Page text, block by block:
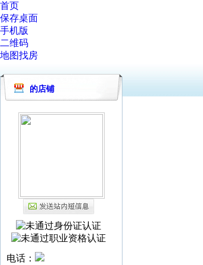
首页
保存桌面
手机版
二维码
地图找房
的店铺
电话：